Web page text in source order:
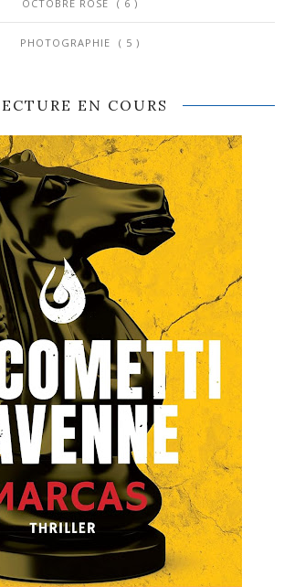
OCTOBRE ROSE ( 6 )
PHOTOGRAPHIE ( 5 )
EN COURS